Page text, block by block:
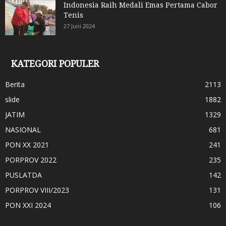
Indonesia Raih Medali Emas Pertama Cabor
Tenis
27 Juni 2024
KATEGORI POPULER
Berita
2113
slide
1882
JATIM
1329
NASIONAL
681
PON XX 2021
241
PORPROV 2022
235
PUSLATDA
142
PORPROV VIII/2023
131
PON XXI 2024
106